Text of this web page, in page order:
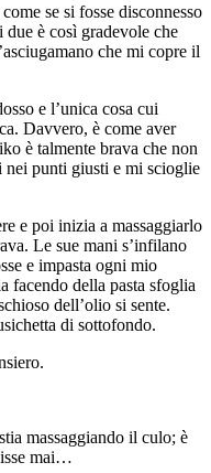
se si fosse disconnesso
è così gradevole che
che mi copre il
e l’unica cosa cui
Davvero, è come aver
è talmente brava che non
nei punti giusti e mi scioglie
e poi inizia a massaggiarlo
Le sue mani s’infilano
e impasta ogni mio
facendo della pasta sfoglia
dell’olio si sente.
di sottofondo.
massaggiando il culo; è
mai…